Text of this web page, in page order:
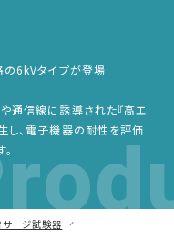
の6kVタイプが登場
通信線に誘導された『高エ
し、電子機器の耐性を評価
サージ試験器